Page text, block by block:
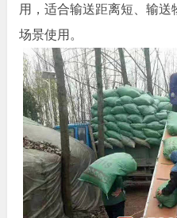
用，适合输送距离短、输
场景使用。